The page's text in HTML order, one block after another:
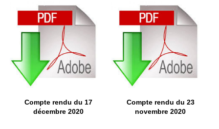
Compte rendu du 17
décembre 2020
Compte rendu du 23
novembre 2020